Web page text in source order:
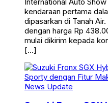
kendaraan pertama
dipasarkan di Tanah
dengan harga Rp
mulai dikirim kepada
[…]
News Update